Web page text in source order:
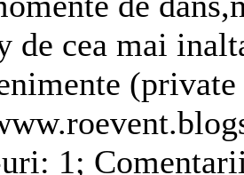
de cea mai
1;